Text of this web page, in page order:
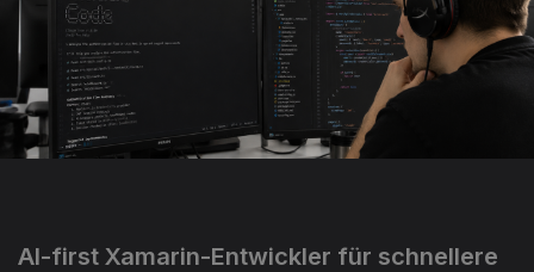
AI-first Xamarin-Entwickler für schnellere